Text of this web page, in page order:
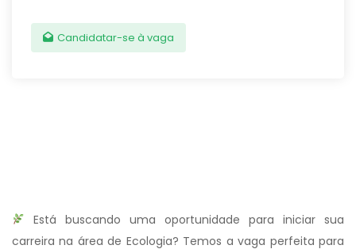
Candidatar-se à vaga
Está buscando uma oportunidade para iniciar sua
carreira na área de Ecologia? Temos a vaga perfeita para